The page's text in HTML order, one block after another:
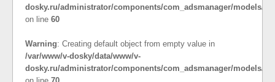
dosky.ru/administrator/components/com_adsmanager/models/
on line 60
Warning: Creating default object from empty value in
/var/www/v-dosky/data/www/v-
dosky.ru/administrator/components/com_adsmanager/models/